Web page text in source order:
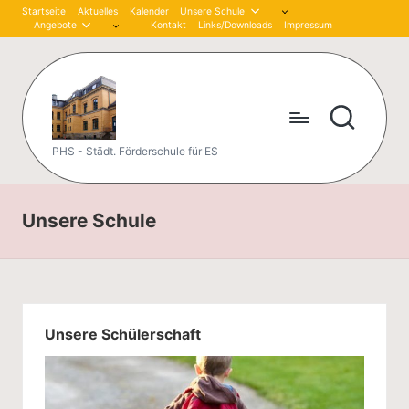
Skip
Startseite Aktuelles Kalender
Unsere Schule
Angebote
Kontakt Links/Downloads Impressum
P
et
er
-
tli
n
PHS - Städt. Förderschule für ES
Unsere Schule
Unsere Schülerschaft